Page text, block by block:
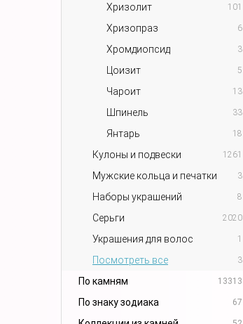
Хризолит 101
Хризопраз 6
Хромдиопсид 3
Цоизит 5
Чароит 13
Шпинель 33
Янтарь 18
Кулоны и подвески 1261
Мужские кольца и печатки 3
Наборы украшений 8
Серьги 2020
Украшения для волос 1
Посмотреть все 3
По камням 13313
По знаку зодиака 67